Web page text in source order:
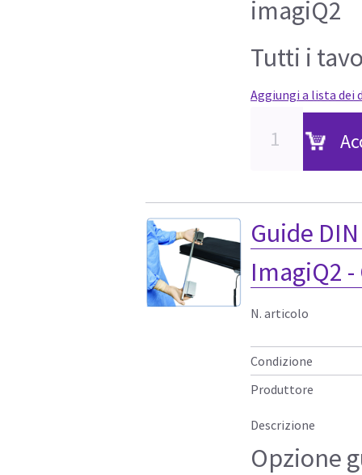
imagiQ2
Tutti i
Aggiungi a lista dei
Guide
ImagiQ2
N. articolo
Condizione
Produttore
Descrizione
Opzione